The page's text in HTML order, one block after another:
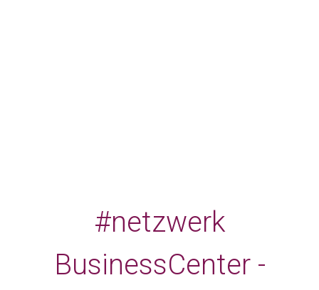
#netzwerk
BusinessCenter -